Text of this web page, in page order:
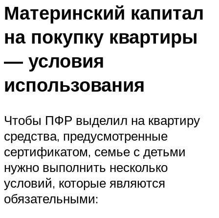
Материнский капитал
на покупку квартиры
— условия
использования
Чтобы ПФР выделил на квартиру
средства, предусмотренные
сертификатом, семье с детьми
нужно выполнить несколько
условий, которые являются
обязательными: